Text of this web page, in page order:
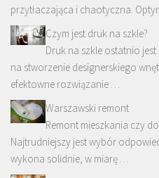
przytłaczająca i chaotyczna.
Czym jest druk na szkle?
Druk na szkle ostatnio
na stworzenie designerskiego
efektowne rozwiązanie …
Warszawski remont
Remont mieszkania czy
Najtrudniejszy jest wybór
wykona solidnie, w miarę …